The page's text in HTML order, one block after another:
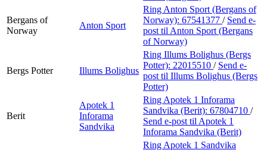
Bergans of
Norway
Anton Sport
Ring Anton Sport (Bergans of
Norway): 67541377 / Send e-
post til Anton Sport (Bergans
of Norway)
Bergs Potter Illums Bolighus
Ring Illums Bolighus (Bergs
Potter): 22015510 / Send e-
post til Illums Bolighus (Bergs
Potter)
Berit
Apotek 1
Inforama
Sandvika
Ring Apotek 1 Inforama
Sandvika (Berit): 67804710 /
Send e-post til Apotek 1
Inforama Sandvika (Berit)
Ring Apotek 1 Sandvika